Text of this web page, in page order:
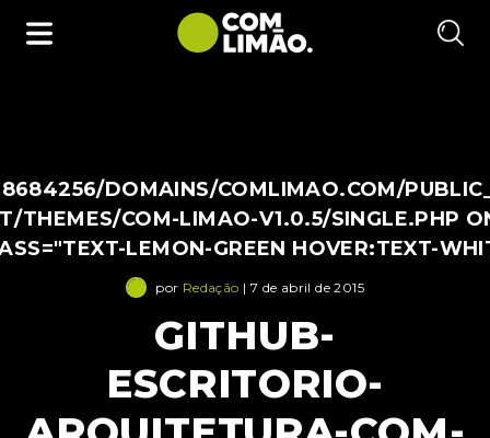
DOMAINS/COMLIMAO.COM/
THEMES/COM-LIMAO-V1.0.5/SINGLE.PHP
LEMON-GREEN HOVER:TEXT-
por Redação | 7 de abril de 2015
GITHUB-
ESCRITORIO-